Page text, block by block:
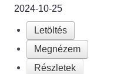
Bölcskei Rákóczi
Bölcskei
2024-10-25
Letöltés
Megnézem
Részletek